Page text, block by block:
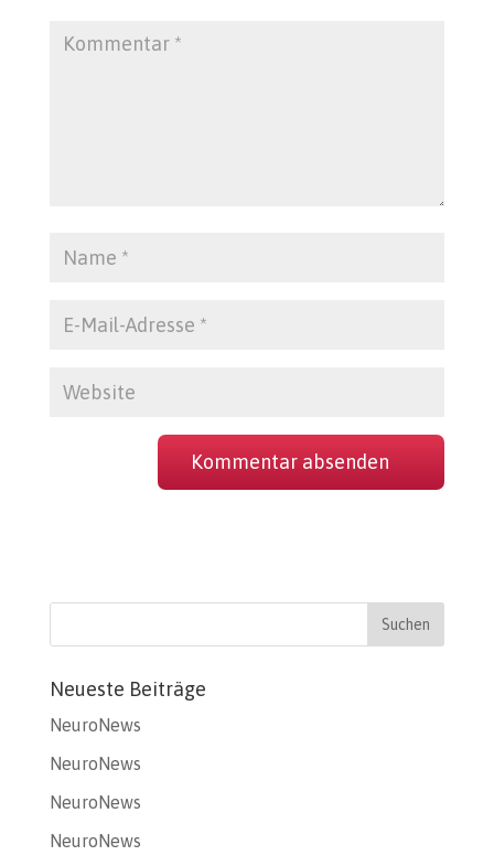
Neueste Beiträge
NeuroNews
NeuroNews
NeuroNews
NeuroNews